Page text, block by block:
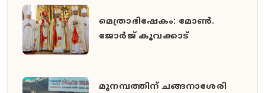
മെത്രാഭിഷേകം: മോൺ.
ജോർജ് കൂവക്കാട്
മുനമ്പത്തിന് ചങ്ങനാശേരി